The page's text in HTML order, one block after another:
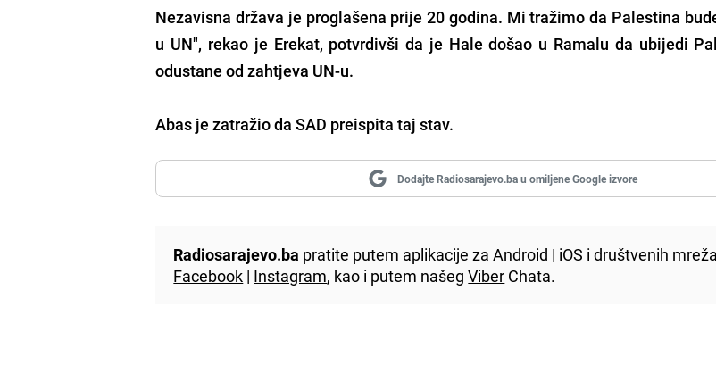
Nezavisna država je proglašena prije 20 godina. Mi tražimo da Palestina
u UN", rekao je Erekat, potvrdivši da je Hale došao u Ramalu da ubijedi
odustane od zahtjeva UN-u.
Abas je zatražio da SAD preispita taj stav.
Dodajte Radiosarajevo.ba u omiljene Google izvore
Radiosarajevo.ba pratite putem aplikacije zaAndroid | iOS i društvenih
Facebook | Instagram, kao i putem našegViber Chata.